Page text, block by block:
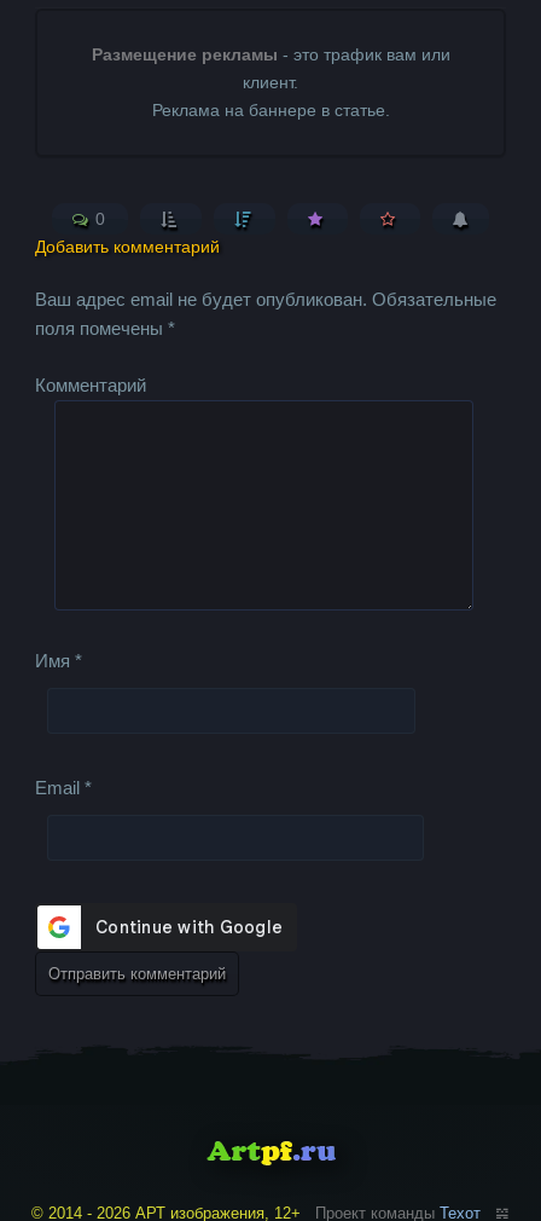
Размещение рекламы - это трафик вам или
клиент.
Реклама на баннере в статье.
0
Добавить комментарий
Ваш адрес email не будет опубликован. Обязательные
поля помечены*
Комментарий
Имя*
Email*
© 2014 - 2026 АРТ изображения, 12+ Проект команды Техот 𝌴